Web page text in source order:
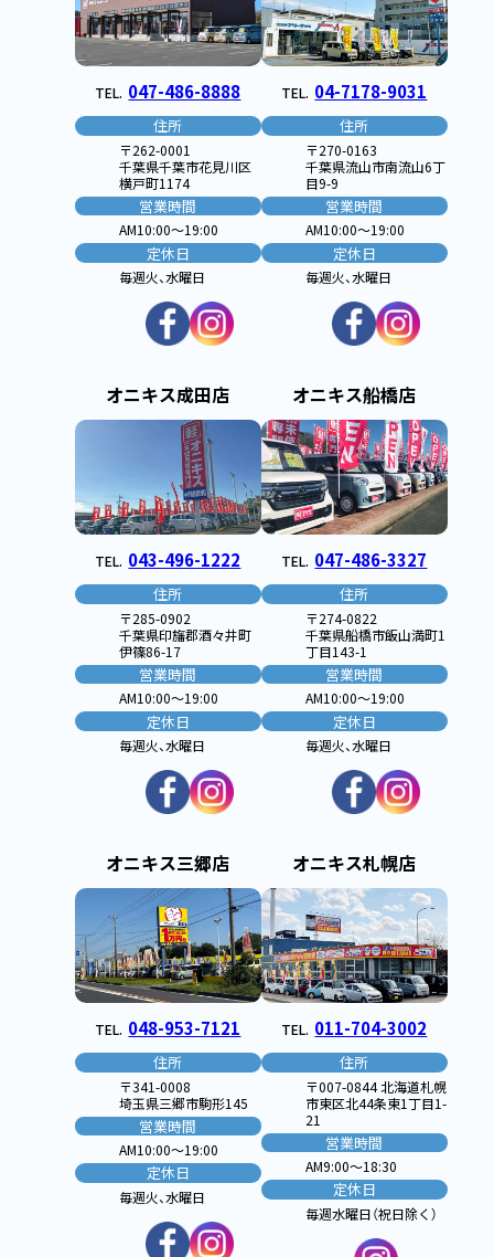
TEL. 047-486-8888
住所
〒262-0001
千葉県千葉市花見川区
横戸町1174
営業時間
AM10:00〜19:00
定休日
毎週火、水曜日
TEL. 04-7178-9031
住所
〒270-0163
千葉県流山市南流山6丁
目9-9
営業時間
AM10:00〜19:00
定休日
毎週火、水曜日
オニキス成田店
TEL. 043-496-1222
住所
〒285-0902
千葉県印旛郡酒々井町
伊篠86-17
営業時間
AM10:00〜19:00
定休日
毎週火、水曜日
オニキス船橋店
TEL. 047-486-3327
住所
〒274-0822
千葉県船橋市飯山満町1
丁目143-1
営業時間
AM10:00〜19:00
定休日
毎週火、水曜日
オニキス三郷店
TEL. 048-953-7121
住所
〒341-0008
埼玉県三郷市駒形145
営業時間
AM10:00〜19:00
定休日
毎週火、水曜日
オニキス札幌店
TEL. 011-704-3002
住所
〒007-0844 北海道札幌
市東区北44条東1丁目1-
21
営業時間
AM9:00〜18:30
定休日
毎週水曜日（祝日除く）